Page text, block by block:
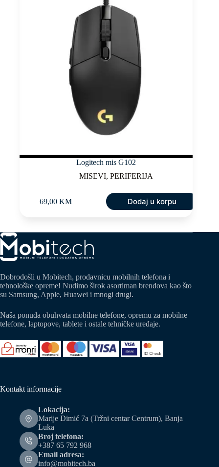
Logitech mis G102
MISEVI, PERIFERIJA
69,00 KM Dodaj u korpu
Dobrodošli u Mobitech, prodavnicu mobilnih telefona i
tehnološke opreme! Nudimo širok asortiman brendova kao što
su Samsung, Apple, Huawei i mnogi drugi.
Naša ponuda obuhvata mobilne telefone, opremu za mobilne
telefone, laptopove, tablete i ostale tehničke uređaje.
Kontakt informacije
Lokacija:
Marije Dimić 7a (Tržni centar Centrum), Banja
Luka
Broj telefona:
+387 65 792 968
Email adresa:
info@mobitech.ba